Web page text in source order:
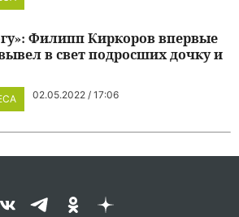
02.05.2022 / 17:06
Филипп Киркоров впервые
в свет подросших дочку и